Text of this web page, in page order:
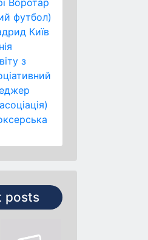
Воротар
футбол)
Київ
з
posts